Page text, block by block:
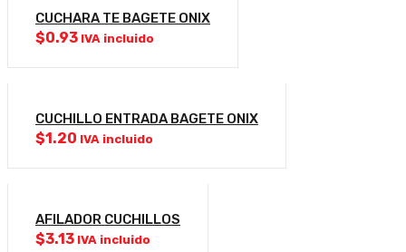
CUCHARA TE BAGETE ONIX
$0.93 IVA incluido
CUCHILLO ENTRADA BAGETE ONIX
$1.20 IVA incluido
AFILADOR CUCHILLOS
$3.13 IVA incluido